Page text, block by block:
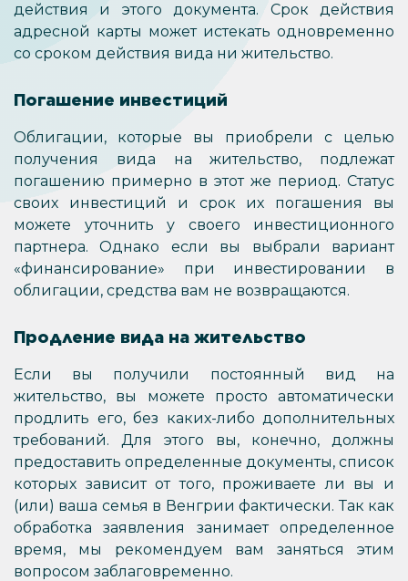
действия и этого документа. Срок действия
адресной карты может истекать одновременно
со сроком действия вида ни жительство.
Погашение инвестиций
Облигации, которые вы приобрели с целью
получения вида на жительство, подлежат
погашению примерно в этот же период. Статус
своих инвестиций и срок их погашения вы
можете уточнить у своего инвестиционного
партнера. Однако если вы выбрали вариант
«финансирование» при инвестировании в
облигации, средства вам не возвращаются.
Продление вида на жительство
Если вы получили постоянный вид на
жительство, вы можете просто автоматически
продлить его, без каких-либо дополнительных
требований. Для этого вы, конечно, должны
предоставить определенные документы, список
которых зависит от того, проживаете ли вы и
(или) ваша семья в Венгрии фактически. Так как
обработка заявления занимает определенное
время, мы рекомендуем вам заняться этим
вопросом заблаговременно.